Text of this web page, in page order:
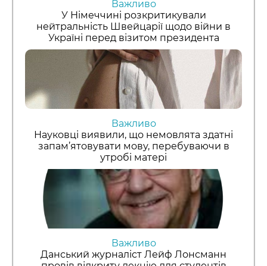
Важливо
У Німеччині розкритикували
нейтральність Швейцарії щодо війни в
Україні перед візитом президента
Важливо
Науковці виявили, що немовлята здатні
запам’ятовувати мову, перебуваючи в
утробі матері
Важливо
Данський журналіст Лейф Лонсманн